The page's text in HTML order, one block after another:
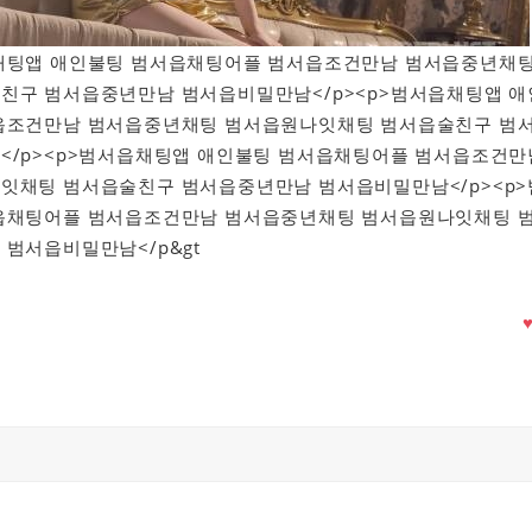
앱 애인불팅 범서읍채팅어플 범서읍조건만남 범서읍중년채
구 범서읍중년만남 범서읍비밀만남</p><p>범서읍채팅앱 애
건만남 범서읍중년채팅 범서읍원나잇채팅 범서읍술친구 범
p><p>범서읍채팅앱 애인불팅 범서읍채팅어플 범서읍조건만
채팅 범서읍술친구 범서읍중년만남 범서읍비밀만남</p><p>
팅어플 범서읍조건만남 범서읍중년채팅 범서읍원나잇채팅
범서읍비밀만남</p&gt